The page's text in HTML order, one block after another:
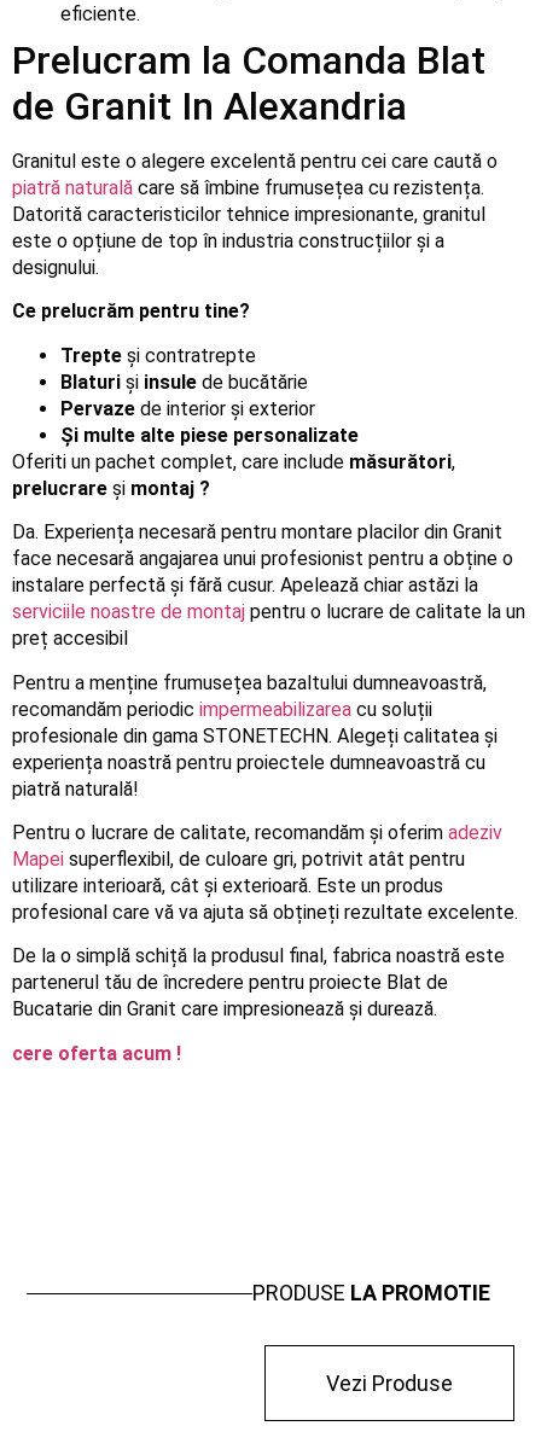
eficiente.
Prelucram la Comanda Blat
de Granit In Alexandria
Granitul este o alegere excelentă pentru cei care caută o
piatră naturală care să îmbine frumusețea cu rezistența.
Datorită caracteristicilor tehnice impresionante, granitul
este o opțiune de top în industria construcțiilor și a
designului.
Ce prelucrăm pentru tine?
Trepte și contratrepte
Blaturi și insule de bucătărie
Pervaze de interior și exterior
Și multe alte piese personalizate
Oferiti un pachet complet, care include măsurători,
prelucrare și montaj ?
Da. Experiența necesară pentru montare placilor din Granit
face necesară angajarea unui profesionist pentru a obține o
instalare perfectă și fără cusur. Apelează chiar astăzi la
serviciile noastre de montaj pentru o lucrare de calitate la un
preț accesibil
Pentru a menține frumusețea bazaltului dumneavoastră,
recomandăm periodic impermeabilizarea cu soluții
profesionale din gama STONETECHN. Alegeți calitatea și
experiența noastră pentru proiectele dumneavoastră cu
piatră naturală!
Pentru o lucrare de calitate, recomandăm și oferim adeziv
Mapei superflexibil, de culoare gri, potrivit atât pentru
utilizare interioară, cât și exterioară. Este un produs
profesional care vă va ajuta să obțineți rezultate excelente.
De la o simplă schiță la produsul final, fabrica noastră este
partenerul tău de încredere pentru proiecte Blat de
Bucatarie din Granit care impresionează și durează.
cere oferta acum !
PRODUSE LA PROMOTIE
Vezi Produse